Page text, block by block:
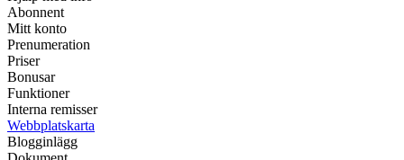
Abonnent
Mitt konto
Prenumeration
Priser
Bonusar
Funktioner
Interna remisser
Webbplatskarta
Blogginlägg